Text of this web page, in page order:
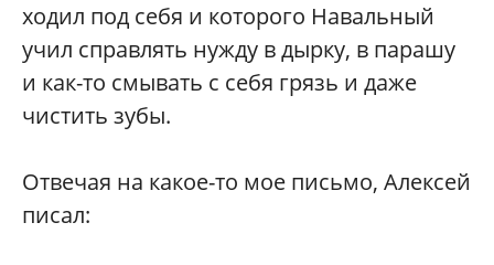
ходил под себя и которого Навальный
учил справлять нужду в дырку, в парашу
и как-то смывать с себя грязь и даже
чистить зубы.
Отвечая на какое-то мое письмо, Алексей
писал: